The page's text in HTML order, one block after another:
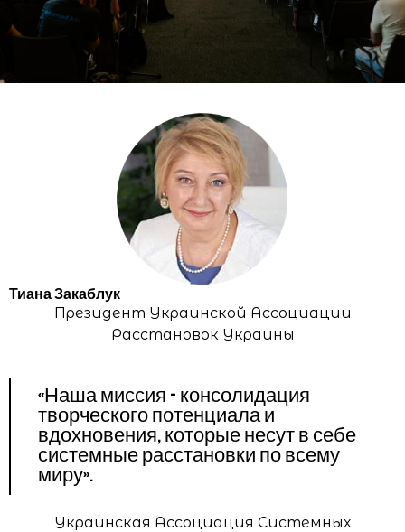
Тиана Закаблук
Президент Украинской Ассоциации
Расстановок Украины
«Наша миссия - консолидация
творческого потенциала и
вдохновения, которые несут в себе
системные расстановки по всему
миру».
Украинская Ассоциация Системных